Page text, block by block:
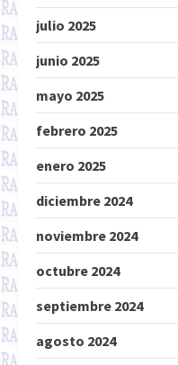
julio 2025
junio 2025
mayo 2025
febrero 2025
enero 2025
diciembre 2024
noviembre 2024
octubre 2024
septiembre 2024
agosto 2024